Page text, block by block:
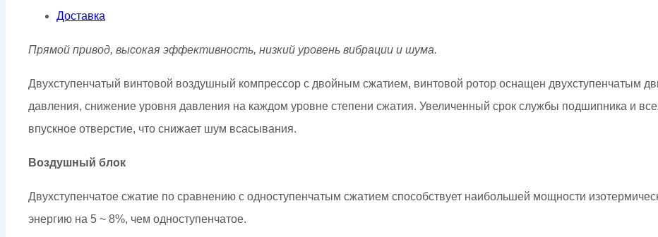
Доставка
Прямой привод, высокая эффективность, низкий уровень вибрации и шума.
Двухступенчатый винтовой воздушный компрессор с двойным сжатием, винтовой ротор оснащен двухступенчатым
давления, снижение уровня давления на каждом уровне степени сжатия. Увеличенный срок службы подшипника и
впускное отверстие, что снижает шум всасывания.
Воздушный блок
Двухступенчатое сжатие по сравнению с одноступенчатым сжатием способствует наибольшей мощности
энергию на 5 ~ 8%, чем одноступенчатое.